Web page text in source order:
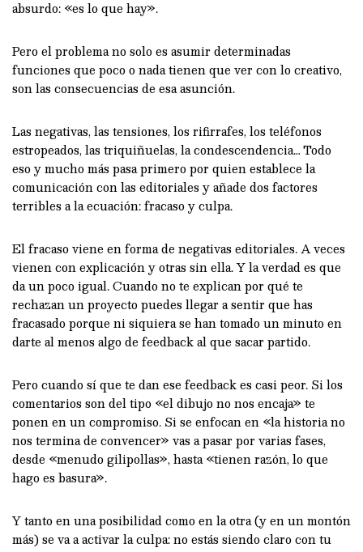
absurdo: «es lo que hay».
Pero el problema no solo es asumir determinadas
funciones que poco o nada tienen que ver con lo creativo,
son las consecuencias de esa asunción.
Las negativas, las tensiones, los rifirrafes, los teléfonos
estropeados, las triquiñuelas, la condescendencia… Todo
eso y mucho más pasa primero por quien establece la
comunicación con las editoriales y añade dos factores
terribles a la ecuación: fracaso y culpa.
El fracaso viene en forma de negativas editoriales. A veces
vienen con explicación y otras sin ella. Y la verdad es que
da un poco igual. Cuando no te explican por qué te
rechazan un proyecto puedes llegar a sentir que has
fracasado porque ni siquiera se han tomado un minuto en
darte al menos algo de feedback al que sacar partido.
Pero cuando sí que te dan ese feedback es casi peor. Si los
comentarios son del tipo «el dibujo no nos encaja» te
ponen en un compromiso. Si se enfocan en «la historia no
nos termina de convencer» vas a pasar por varias fases,
desde «menudo gilipollas», hasta «tienen razón, lo que
hago es basura».
Y tanto en una posibilidad como en la otra (y en un montón
más) se va a activar la culpa: no estás siendo claro con tu